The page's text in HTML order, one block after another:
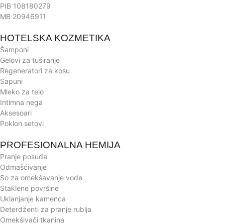
PIB 108180279
MB 20946911
HOTELSKA KOZMETIKA
Šamponi
Gelovi za tuširanje
Regeneratori za kosu
Sapuni
Mleko za telo
Intimna nega
Aksesoari
Poklon setovi
PROFESIONALNA HEMIJA
Pranje posuđa
Odmašćivanje
So za omekšavanje vode
Staklene površine
Uklanjanje kamenca
Deterdženti za pranje rublja
Omekšivači tkanina